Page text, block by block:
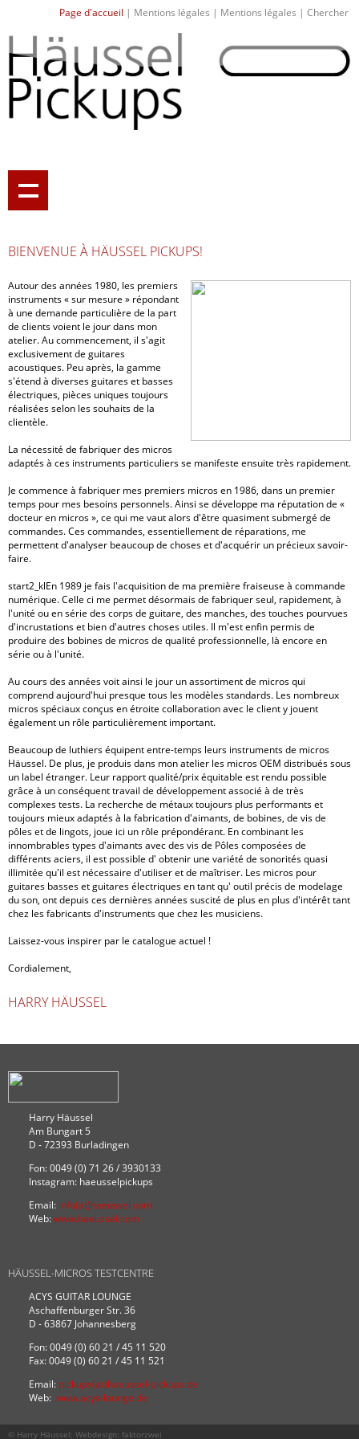
Page d'accueil | Mentions légales | Mentions légales | Chercher
BIENVENUE À HÄUSSEL PICKUPS!
Autour des années 1980, les premiers
instruments « sur mesure » répondant
à une demande particulière de la part
de clients voient le jour dans mon
atelier. Au commencement, il s'agit
exclusivement de guitares
acoustiques. Peu après, la gamme
s'étend à diverses guitares et basses
électriques, pièces uniques toujours
réalisées selon les souhaits de la
clientèle.
La nécessité de fabriquer des micros
adaptés à ces instruments particuliers se manifeste ensuite très rapidement.
Je commence à fabriquer mes premiers micros en 1986, dans un premier
temps pour mes besoins personnels. Ainsi se développe ma réputation de «
docteur en micros », ce qui me vaut alors d'être quasiment submergé de
commandes. Ces commandes, essentiellement de réparations, me
permettent d'analyser beaucoup de choses et d'acquérir un précieux savoir-
faire.
start2_klEn 1989 je fais l'acquisition de ma première fraiseuse à commande
numérique. Celle ci me permet désormais de fabriquer seul, rapidement, à
l'unité ou en série des corps de guitare, des manches, des touches pourvues
d'incrustations et bien d'autres choses utiles. Il m'est enfin permis de
produire des bobines de micros de qualité professionnelle, là encore en
série ou à l'unité.
Au cours des années voit ainsi le jour un assortiment de micros qui
comprend aujourd'hui presque tous les modèles standards. Les nombreux
micros spéciaux conçus en étroite collaboration avec le client y jouent
également un rôle particulièrement important.
Beaucoup de luthiers équipent entre-temps leurs instruments de micros
Häussel. De plus, je produis dans mon atelier les micros OEM distribués sous
un label étranger. Leur rapport qualité/prix équitable est rendu possible
grâce à un conséquent travail de développement associé à de très
complexes tests. La recherche de métaux toujours plus performants et
toujours mieux adaptés à la fabrication d'aimants, de bobines, de vis de
pôles et de lingots, joue ici un rôle prépondérant. En combinant les
innombrables types d'aimants avec des vis de Pôles composées de
différents aciers, il est possible d' obtenir une variété de sonorités quasi
illimitée qu'il est nécessaire d'utiliser et de maîtriser. Les micros pour
guitares basses et guitares électriques en tant qu' outil précis de modelage
du son, ont depuis ces dernières années suscité de plus en plus d'intérêt tant
chez les fabricants d'instruments que chez les musiciens.
Laissez-vous inspirer par le catalogue actuel !
Cordialement,
HARRY HÄUSSEL
Harry Häussel
Am Bungart 5
D - 72393 Burladingen
Fon: 0049 (0) 71 26 / 3930133
Instagram: haeusselpickups
Email: info(at)haeussel.com
Web:www.haeussel.com
HÄUSSEL-MICROS TESTCENTRE
ACYS GUITAR LOUNGE
Aschaffenburger Str. 36
D - 63867 Johannesberg
Fon: 0049 (0) 60 21 / 45 11 520
Fax: 0049 (0) 60 21 / 45 11 521
Email: pickups(at)haeussel-pickups.de
Web: www.acys-lounge.de
© Harry Häussel; Webdesign: faktorzwei